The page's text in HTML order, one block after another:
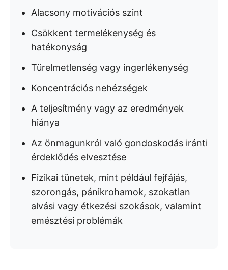
Alacsony motivációs szint
Csökkent termelékenység és
hatékonyság
Türelmetlenség vagy ingerlékenység
Koncentrációs nehézségek
A teljesítmény vagy az eredmények
hiánya
Az önmagunkról való gondoskodás iránti
érdeklődés elvesztése
Fizikai tünetek, mint például fejfájás,
szorongás, pánikrohamok, szokatlan
alvási vagy étkezési szokások, valamint
emésztési problémák